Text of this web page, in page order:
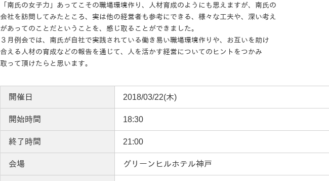
「南氏の女子力」あってこその職場環境作り、人材育成のようにも思えますが、南氏の
会社を訪問してみたところ、実は他の経営者も参考にできる、様々な工夫や、深い考え
があってのことだということを、感じ取ることができました。
３月例会では、南氏が自社で実践されている働き易い職場環境作りや、お互いを助け
合える人材の育成などの報告を通じて、人を活かす経営についてのヒントをつかみ
取って頂けたらと思います。
開催日 2018/03/22(木)
開始時間 18:30
終了時間 21:00
会場 グリーンヒルホテル神戸